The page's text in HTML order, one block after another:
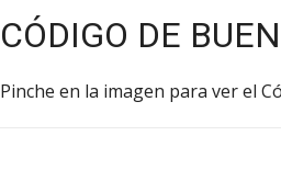
CÓDIGO DE
Pinche en la imagen para ver el